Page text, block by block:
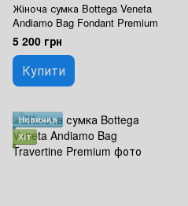
Жіноча сумка Bottega Veneta
Andiamo Bag Fondant Premium
5 200 грн
Купити
Новинка
Хіт